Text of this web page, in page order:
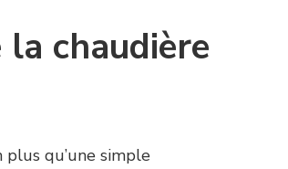
la chaudière
plus qu’une simple